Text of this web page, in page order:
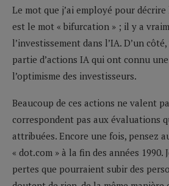
Le mot que j’ai employé pour
est le mot « bifurcation » ; il y a
l’investissement dans l’IA. D’un
partie d’actions IA qui ont connu
l’optimisme des investisseurs.
Beaucoup de ces actions ne valent
correspondent pas aux évaluations
attribuées. Encore une fois, pensez
« dot.com » à la fin des années 1990.
pertes que pourraient subir des